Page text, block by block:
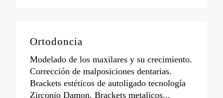
Ortodoncia
Modelado de los maxilares y su crecimiento.
Corrección de malposiciones dentarias.
Brackets estéticos de autoligado tecnología
Zirconio Damon. Brackets metalicos...